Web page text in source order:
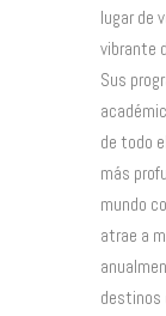
lugar de
vibrante
Sus
de todo
más
mundo
atrae a
destinos